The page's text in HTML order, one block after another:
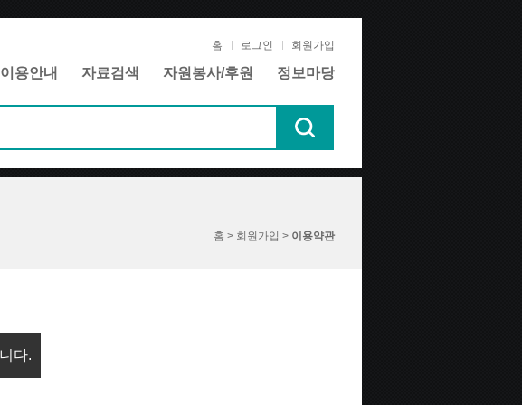
홈 로그인 회원가입
이용안내 자료검색 자원봉사/후원 정보마당
홈 > 회원가입 > 이용약관